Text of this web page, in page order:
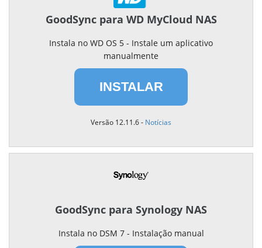
GoodSync para WD MyCloud NAS
Instala no WD OS 5 - Instale um aplicativo
manualmente
INSTALAR
Versão 12.11.6 - Notícias
GoodSync para Synology NAS
Instala no DSM 7 - Instalação manual